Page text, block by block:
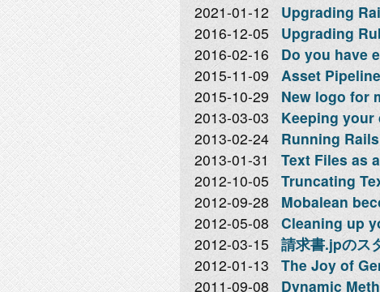
2021-01-12
Upgrading
2016-12-05
Upgrading
2016-02-16
Do you have
2015-11-09
Asset
2015-10-29
New logo for
2013-03-03
Keeping
2013-02-24
Running
2013-01-31
Text Files as
2012-10-05
Truncating
2012-09-28
Mobalean
2012-05-08
Cleaning up
2012-03-15
請求書.jpのス
2012-01-13
The Joy of
2011-09-08
Dynamic